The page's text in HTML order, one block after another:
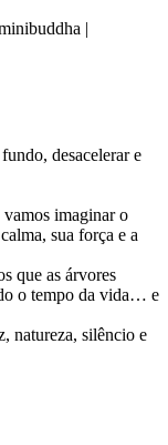
|
desacelerar e
imaginar o
sua força e a
que as árvores
o tempo da vida… e
natureza, silêncio e